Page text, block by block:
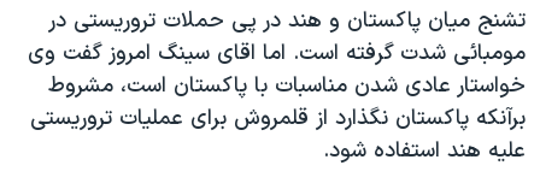
قانون شفافیت دارائی کادر رهبری ایران
اعتراضات مردمی آبان ۹۸
اسرائیل در جنگ
نرگس محمدی برنده جایزه نوبل صلح
تشنج ميان پاکستان و هند در پی حملات تروريستی در
مومبائی شدت گرفته است. اما اقای سينگ امروز گفت وی
خواستار عادی شدن مناسبات با پاکستان است، مشروط
برآنکه پاکستان نگذارد از قلمروش برای عمليات تروريستی
عليه هند استفاده شود.